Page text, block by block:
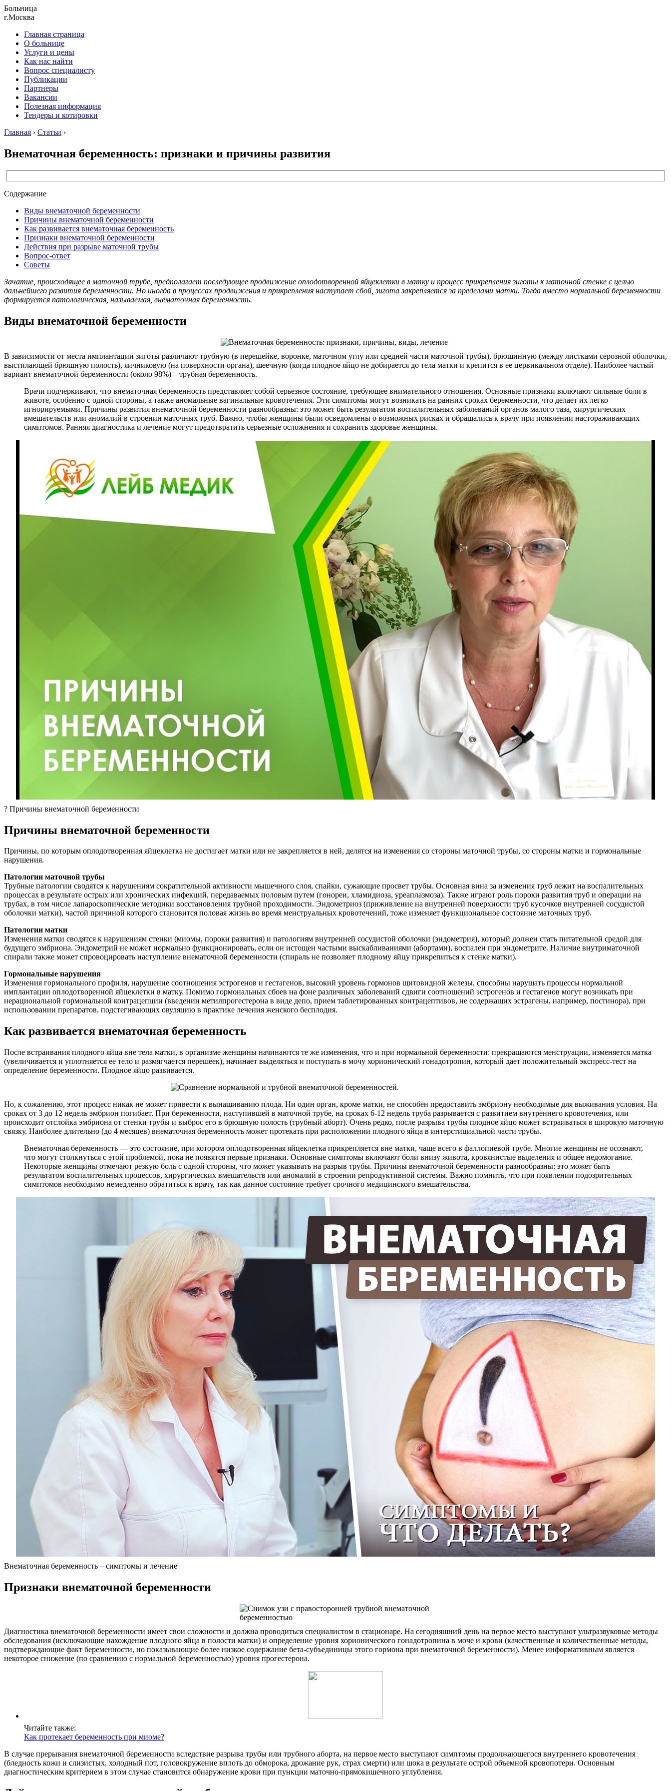
Больница
г.Москва
Главная страница
О больнице
Услуги и цены
Как нас найти
Вопрос специалисту
Публикации
Партнеры
Вакансии
Полезная информация
Тендеры и котировки
Главная › Статьи ›
Внематочная беременность: признаки и причины развития
Содержание
Виды внематочной беременности
Причины внематочной беременности
Как развивается внематочная беременность
Признаки внематочной беременности
Действия при разрыве маточной трубы
Вопрос-ответ
Советы
Зачатие, происходящее в маточной трубе, предполагает последующее продвижение оплодотворенной яйцеклетки в матку и процесс прикрепления зиготы к маточной стенке с целью
дальнейшего развития беременности. Но иногда в процессах продвижения и прикрепления наступает сбой, зигота закрепляется за пределами матки. Тогда вместо нормальной беременности
формируется патологическая, называемая, внематочная беременность.
Виды внематочной беременности
В зависимости от места имплантации зиготы различают трубную (в перешейке, воронке, маточном углу или средней части маточной трубы), брюшинную (между листками серозной оболочки,
выстилающей брюшную полость), яичниковую (на поверхности органа), шеечную (когда плодное яйцо не добирается до тела матки и крепится в ее цервикальном отделе). Наиболее частый
вариант внематочной беременности (около 98%) – трубная беременность.
Врачи подчеркивают, что внематочная беременность представляет собой серьезное состояние, требующее внимательного отношения. Основные признаки включают сильные боли в
животе, особенно с одной стороны, а также аномальные вагинальные кровотечения. Эти симптомы могут возникать на ранних сроках беременности, что делает их легко
игнорируемыми. Причины развития внематочной беременности разнообразны: это может быть результатом воспалительных заболеваний органов малого таза, хирургических
вмешательств или аномалий в строении маточных труб. Важно, чтобы женщины были осведомлены о возможных рисках и обращались к врачу при появлении настораживающих
симптомов. Ранняя диагностика и лечение могут предотвратить серьезные осложнения и сохранить здоровье женщины.
? Причины внематочной беременности
Причины внематочной беременности
Причины, по которым оплодотворенная яйцеклетка не достигает матки или не закрепляется в ней, делятся на изменения со стороны маточной трубы, со стороны матки и гормональные
нарушения.
Патологии маточной трубы
Трубные патологии сводятся к нарушениям сократительной активности мышечного слоя, спайки, сужающие просвет трубы. Основная вина за изменения труб лежит на воспалительных
процессах в результате острых или хронических инфекций, передаваемых половым путем (гонореи, хламидиоза, уреаплазмоза). Также играют роль пороки развития труб и операции на
трубах, в том числе лапароскопические методики восстановления трубной проходимости. Эндометриоз (приживление на внутренней поверхности труб кусочков внутренней сосудистой
оболочки матки), частой причиной которого становится половая жизнь во время менструальных кровотечений, тоже изменяет функциональное состояние маточных труб.
Патологии матки
Изменения матки сводятся к нарушениям стенки (миомы, пороки развития) и патологиям внутренней сосудистой оболочки (эндометрия), который должен стать питательной средой для
будущего эмбриона. Эндометрий не может нормально функционировать, если он истощен частыми выскабливаниями (абортами), воспален при эндометрите. Наличие внутриматочной
спирали также может спровоцировать наступление внематочной беременности (спираль не позволяет плодному яйцу прикрепиться к стенке матки).
Гормональные нарушения
Изменения гормонального профиля, нарушение соотношения эстрогенов и гестагенов, высокий уровень гормонов щитовидной железы, способны нарушать процессы нормальной
имплантации оплодотворенной яйцеклетки в матку. Помимо гормональных сбоев на фоне различных заболеваний сдвиги соотношений эстрогенов и гестагенов могут возникать при
нерациональной гормональной контрацепции (введении метилпрогестерона в виде депо, прием таблетированных контрацептивов, не содержащих эстрагены, например, постинора), при
использовании препаратов, подстегивающих овуляцию в практике лечения женского бесплодия.
Как развивается внематочная беременность
После встраивания плодного яйца вне тела матки, в организме женщины начинаются те же изменения, что и при нормальной беременности: прекращаются менструации, изменяется матка
(увеличивается и уплотняется ее тело и размягчается перешеек), начинает выделяться и поступать в мочу хорионический гонадотропин, который дает положительный экспресс-тест на
определение беременности. Плодное яйцо развивается.
Но, к сожалению, этот процесс никак не может привести к вынашиванию плода. Ни один орган, кроме матки, не способен предоставить эмбриону необходимые для выживания условия. На
сроках от 3 до 12 недель эмбрион погибает. При беременности, наступившей в маточной трубе, на сроках 6-12 недель труба разрывается с развитием внутреннего кровотечения, или
происходит отслойка эмбриона от стенки трубы и выброс его в брюшную полость (трубный аборт). Очень редко, после разрыва трубы плодное яйцо может встраиваться в широкую маточную
связку. Наиболее длительно (до 4 месяцев) внематочная беременность может протекать при расположении плодного яйца в интерстициальной части трубы.
Внематочная беременность — это состояние, при котором оплодотворенная яйцеклетка прикрепляется вне матки, чаще всего в фаллопиевой трубе. Многие женщины не осознают,
что могут столкнуться с этой проблемой, пока не появятся первые признаки. Основные симптомы включают боли внизу живота, кровянистые выделения и общее недомогание.
Некоторые женщины отмечают резкую боль с одной стороны, что может указывать на разрыв трубы. Причины внематочной беременности разнообразны: это может быть
результатом воспалительных процессов, хирургических вмешательств или аномалий в строении репродуктивной системы. Важно помнить, что при появлении подозрительных
симптомов необходимо немедленно обратиться к врачу, так как данное состояние требует срочного медицинского вмешательства.
Внематочная беременность – симптомы и лечение
Признаки внематочной беременности
Диагностика внематочной беременности имеет свои сложности и должна проводиться специалистом в стационаре. На сегодняшний день на первое место выступают ультразвуковые методы
обследования (исключающие нахождение плодного яйца в полости матки) и определение уровня хорионического гонадотропина в моче и крови (качественные и количественные методы,
подтверждающие факт беременности, но показывающие более низкое содержание бета-субъединицы этого гормона при внематочной беременности). Менее информативным является
некоторое снижение (по сравнению с нормальной беременностью) уровня прогестерона.
Читайте также:
Как протекает беременность при миоме?
В случае прерывания внематочной беременности вследствие разрыва трубы или трубного аборта, на первое место выступают симптомы продолжающегося внутреннего кровотечения
(бледность кожи и слизистых, холодный пот, головокружение вплоть до обморока, дрожание рук, страх смерти) или шока в результате острой объемной кровопотери. Основным
диагностическим критерием в этом случае становится обнаружение крови при пункции маточно-прямокишечного углубления.